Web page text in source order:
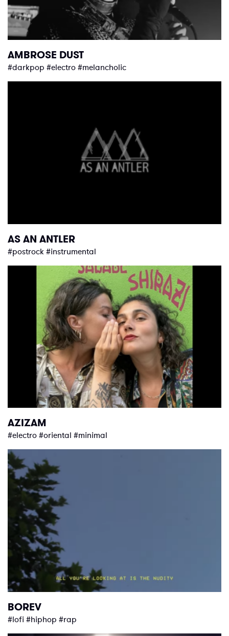
AMBROSE DUST
#darkpop #electro #melancholic
AS AN ANTLER
#postrock #instrumental
AZIZAM
#electro #oriental #minimal
BOREV
#lofi #hiphop #rap